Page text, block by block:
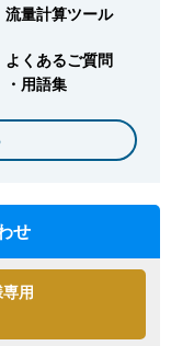
流量計算ツール
よくあるご質問
・用語集
せ
用